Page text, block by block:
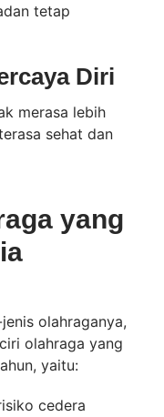
tetap
Diri
merasa lebih
sehat dan
yang
olahraganya,
olahraga yang
yaitu:
cedera